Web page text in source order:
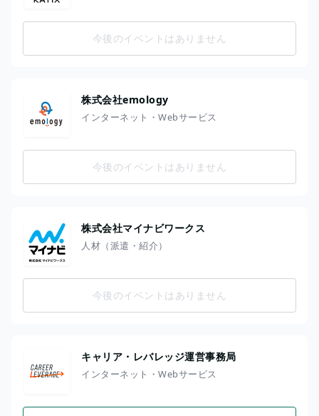
今後のイベントはありません
株式会社emology
インターネット・Webサービス
今後のイベントはありません
株式会社マイナビワークス
人材（派遣・紹介）
今後のイベントはありません
キャリア・レバレッジ運営事務局
インターネット・Webサービス